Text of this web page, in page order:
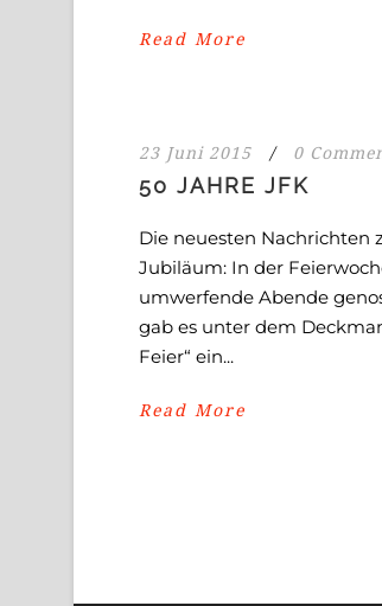
Read More
23 Juni 2015 / 0
50 JAHRE JFK
Die neuesten Nachrichten
Jubiläum: In der
umwerfende Abende
gab es unter dem
Feier“ ein...
Read More